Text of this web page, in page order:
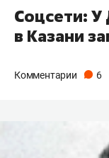
Соцсети:
в Казани
Комментарии 6